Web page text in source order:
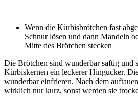
Wenn die Kürbisbrötchen fast
Schnur lösen und dann Mandeln
Mitte des Brötchen stecken
Die Brötchen sind wunderbar saftig und
Kürbiskernen ein leckerer Hingucker.
wunderbar einfrieren. Nach dem
wirklich nur kurz, sonst werden sie